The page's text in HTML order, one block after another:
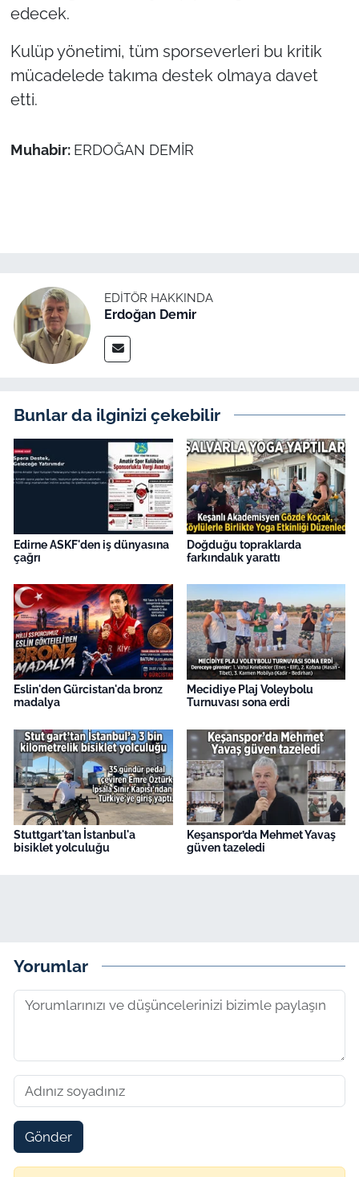
edecek.
Kulüp yönetimi, tüm sporseverleri bu kritik
mücadelede takıma destek olmaya davet
etti.
Muhabir: ERDOĞAN DEMİR
EDITÖR HAKKINDA
Erdoğan Demir
Bunlar da ilginizi çekebilir
Edirne ASKF'den iş dünyasına
çağrı
Doğduğu topraklarda
farkındalık yarattı
Eslin'den Gürcistan'da bronz
madalya
Mecidiye Plaj Voleybolu
Turnuvası sona erdi
Stuttgart'tan İstanbul'a
bisiklet yolculuğu
Keşanspor’da Mehmet Yavaş
güven tazeledi
Yorumlar
Gönder
Bölge
Güvenlik
Politika
İş Dünyası
Bilim Teknoloji
Finans
Gündem-Eğitim